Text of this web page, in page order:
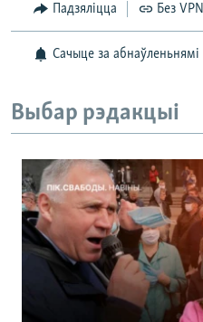
Падзяліцца Без VPN
Сачыце за абнаўленьнямі
Выбар рэдакцыі